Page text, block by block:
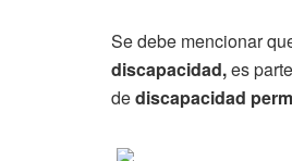
Se debe mencionar
discapacidad,es
dediscapacidad